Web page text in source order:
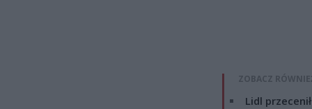
ZOBACZ
Lidl